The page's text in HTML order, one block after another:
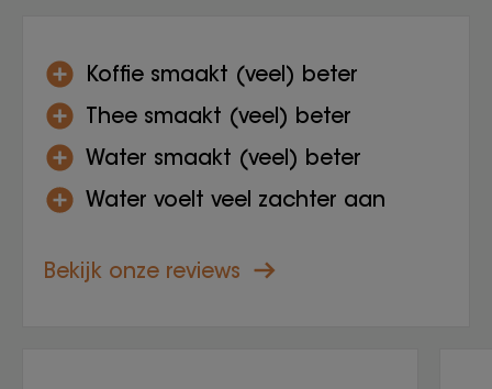
Koffie smaakt (veel) beter
Thee smaakt (veel) beter
Water smaakt (veel) beter
Water voelt veel zachter aan
Bekijk onze reviews